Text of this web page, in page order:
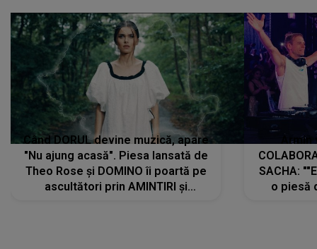
Când DORUL devine muzică, apare
"Nu ajung acasă". Piesa lansată de
Theo Rose și DOMINO îi poartă pe
ascultători prin AMINTIRI și
SACHA:
o piesă